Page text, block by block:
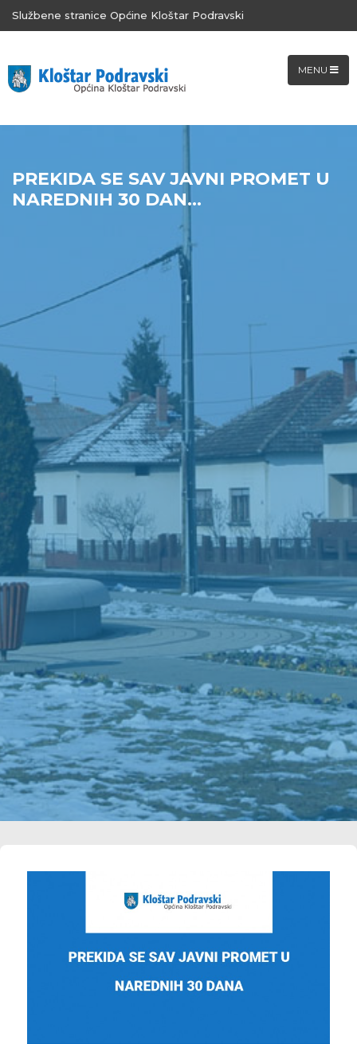
Službene stranice Općine Kloštar Podravski
MENU
PREKIDA SE SAV JAVNI PROMET U
NAREDNIH 30 DAN...